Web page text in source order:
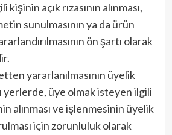
açık rızasının alınması,
sunulmasının ya da ürün
ön şartı olarak
yararlanılmasının üyelik
yerlerde, üye olmak isteyen ilgili
alınması ve işlenmesinin üyelik
için zorunluluk olarak